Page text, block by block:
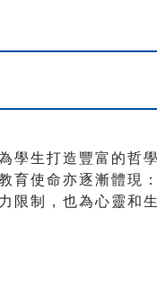
學生打造豐富的哲
育使命亦逐漸體現
限制，也為心靈和